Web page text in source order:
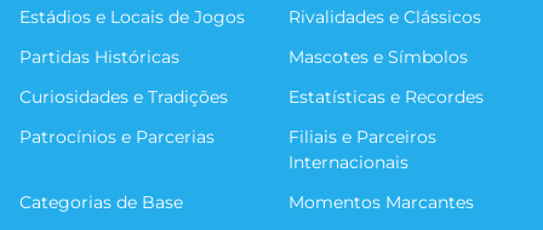
Estádios e Locais de Jogos
Rivalidades e Clássicos
Partidas Históricas
Mascotes e Símbolos
Curiosidades e Tradições
Estatísticas e Recordes
Patrocínios e Parcerias
Filiais e Parceiros
Internacionais
Categorias de Base
Momentos Marcantes